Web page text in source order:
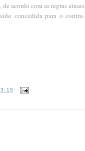
acordo com as regras atuais
concedida para o contra-